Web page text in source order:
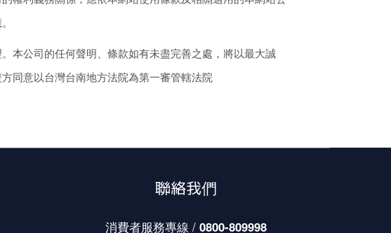
本公司的任何聲明、條款如有未盡完善之處，將以最大誠
同意以台灣台南地方法院為第一審管轄法院
聯絡我們
消費者服務專線 / 0800-809998